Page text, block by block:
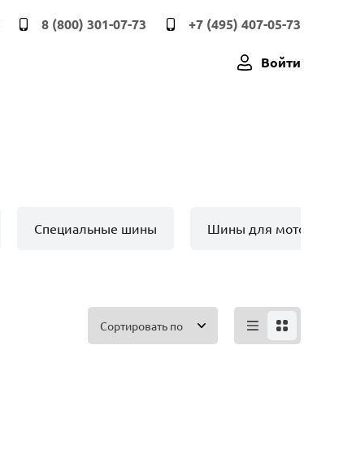
+7 (495) 407-05-73
8 (800) 301-07-73
Войти
Специальные шины Шины для мото
Сортировать по